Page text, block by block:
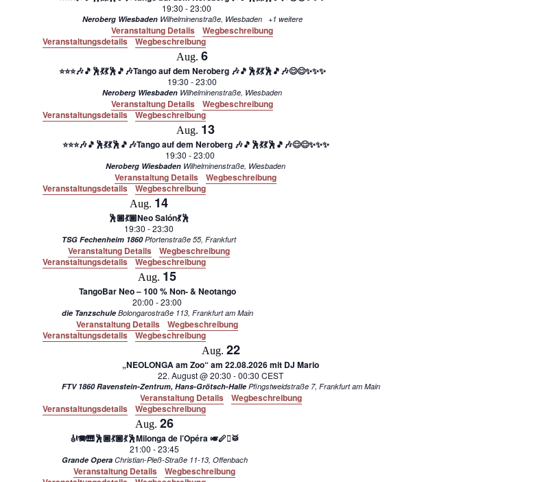
19:30 -23:00
Neroberg Wiesbaden Wilhelminenstraße, Wiesbaden +1 weitere
Veranstaltung Details
Wegbeschreibung
Veranstaltungsdetails
Wegbeschreibung
Aug. 6
⭐⭐⭐🎶🎵🕺💃💃🕺🎵🎶Tango auf dem Neroberg 🎶🎵🕺💃💃🕺🎵🎶😊😊✨✨✨
19:30 -23:00
Neroberg Wiesbaden Wilhelminenstraße, Wiesbaden
Veranstaltung Details
Wegbeschreibung
Veranstaltungsdetails
Wegbeschreibung
Aug. 13
⭐⭐⭐🎶🎵🕺💃💃🕺🎵🎶Tango auf dem Neroberg 🎶🎵🕺💃💃🕺🎵🎶😊😊✨✨✨
19:30 -23:00
Neroberg Wiesbaden Wilhelminenstraße, Wiesbaden
Veranstaltung Details
Wegbeschreibung
Veranstaltungsdetails
Wegbeschreibung
Aug. 14
🕺🏾💃🏾Neo Salón💃🕺
19:30 -23:30
TSG Fechenheim 1860 Pfortenstraße 55, Frankfurt
Veranstaltung Details
Wegbeschreibung
Veranstaltungsdetails
Wegbeschreibung
Aug. 15
TangoBar Neo – 100 % Non- & Neotango
20:00 -23:00
die Tanzschule Bolongarostraße 113, Frankfurt am Main
Veranstaltung Details
Wegbeschreibung
Veranstaltungsdetails
Wegbeschreibung
Aug. 22
„NEOLONGA am Zoo“ am 22.08.2026 mit DJ Mario
22. August @ 20:30 -00:30 CEST
FTV 1860 Ravenstein-Zentrum, Hans-Grötsch-Halle Pfingstweidstraße 7, Frankfurt am Main
Veranstaltung Details
Wegbeschreibung
Veranstaltungsdetails
Wegbeschreibung
Aug. 26
🎻🪗🎹🕺🏾💃🏾💃🕺Milonga de l’Opéra 🎺🪈🪉🥁
21:00 -23:45
Grande Opera Christian-Pleß-Straße 11-13, Offenbach
Veranstaltung Details
Wegbeschreibung